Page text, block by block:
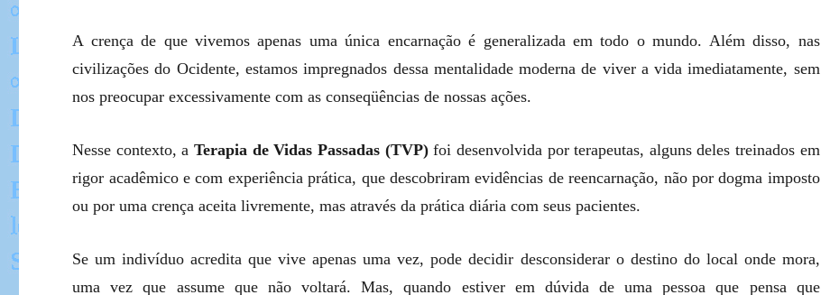
A crença de que vivemos apenas uma única encarnação é generalizada em todo o mundo. Além disso, nas
civilizações do Ocidente, estamos impregnados dessa mentalidade moderna de viver a vida imediatamente, sem
nos preocupar excessivamente com as conseqüências de nossas ações.
Nesse contexto, aTerapia de Vidas Passadas (TVP)foi desenvolvida por terapeutas, alguns deles treinados em
rigor acadêmico e com experiência prática, que descobriram evidências de reencarnação, não por dogma imposto
ou por uma crença aceita livremente, mas através da prática diária com seus pacientes.
Se um indivíduo acredita que vive apenas uma vez, pode decidir desconsiderar o destino do local onde mora,
uma vez que assume que não voltará. Mas, quando estiver em dúvida de uma pessoa que pensa que